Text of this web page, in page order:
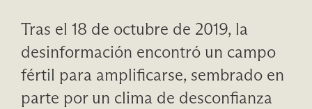
Tras el 18 de octubre de 2019, la
desinformación encontró un campo
fértil para amplificarse, sembrado en
parte por un clima de desconfianza